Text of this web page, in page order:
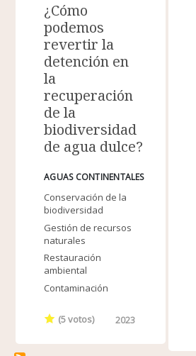
¿Cómo
podemos
revertir la
detención en
la
recuperación
de la
biodiversidad
de agua dulce?
AGUAS CONTINENTALES
Conservación de la
biodiversidad
Gestión de recursos
naturales
Restauración
ambiental
Contaminación
(5votos) 2023